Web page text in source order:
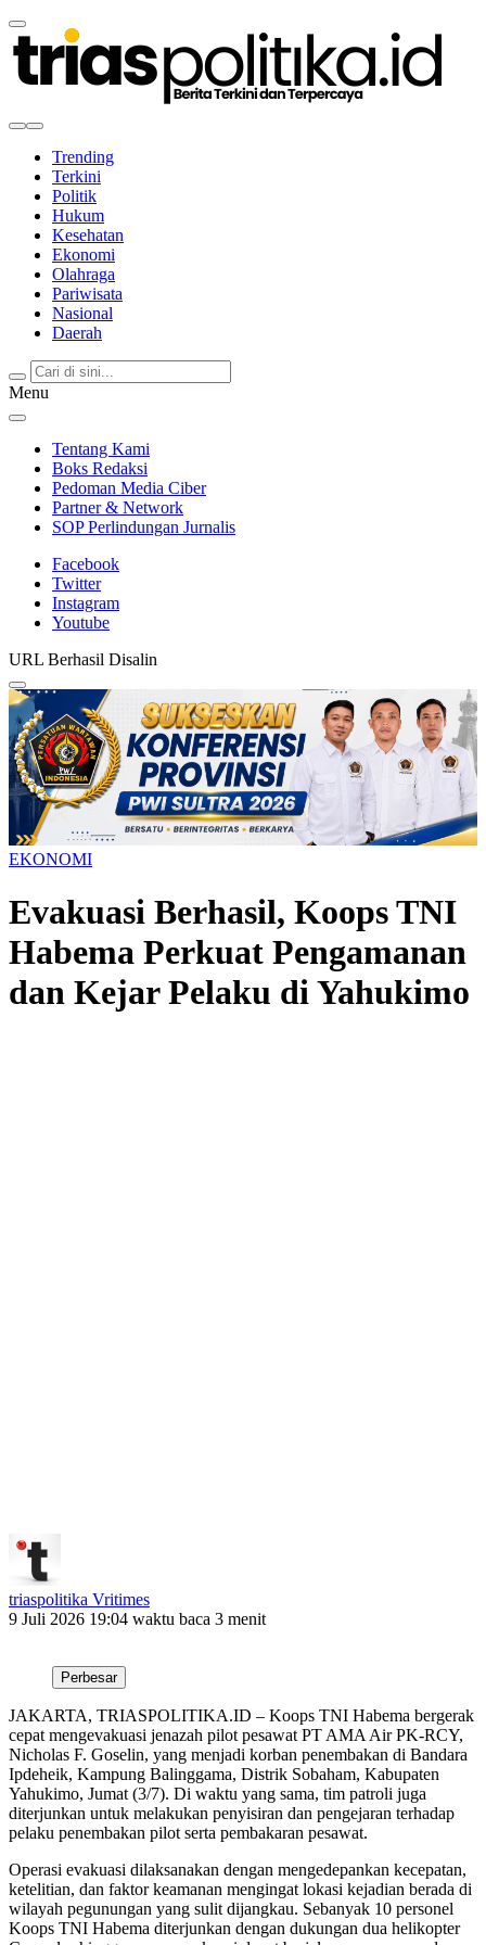
Trending
Terkini
Politik
Hukum
Kesehatan
Ekonomi
Olahraga
Pariwisata
Nasional
Daerah
Menu
Tentang Kami
Boks Redaksi
Pedoman Media Ciber
Partner & Network
SOP Perlindungan Jurnalis
Facebook
Twitter
Instagram
Youtube
URL Berhasil Disalin
EKONOMI
Evakuasi Berhasil, Koops TNI
Habema Perkuat Pengamanan
dan Kejar Pelaku di Yahukimo
triaspolitika Vritimes
9 Juli 2026 19:04 waktu baca 3 menit
Perbesar
JAKARTA, TRIASPOLITIKA.ID – Koops TNI Habema bergerak
cepat mengevakuasi jenazah pilot pesawat PT AMA Air PK-RCY,
Nicholas F. Goselin, yang menjadi korban penembakan di Bandara
Ipdeheik, Kampung Balinggama, Distrik Sobaham, Kabupaten
Yahukimo, Jumat (3/7). Di waktu yang sama, tim patroli juga
diterjunkan untuk melakukan penyisiran dan pengejaran terhadap
pelaku penembakan pilot serta pembakaran pesawat.
Operasi evakuasi dilaksanakan dengan mengedepankan kecepatan,
ketelitian, dan faktor keamanan mengingat lokasi kejadian berada di
wilayah pegunungan yang sulit dijangkau. Sebanyak 10 personel
Koops TNI Habema diterjunkan dengan dukungan dua helikopter